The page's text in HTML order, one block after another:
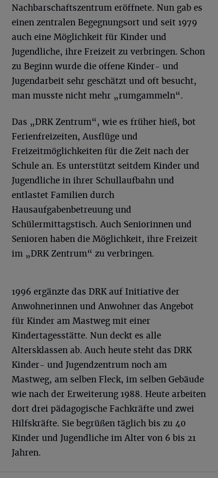
Nachbarschaftszentrum eröffnete. Nun gab es
einen zentralen Begegnungsort und seit 1979
auch eine Möglichkeit für Kinder und
Jugendliche, ihre Freizeit zu verbringen. Schon
zu Beginn wurde die offene Kinder- und
Jugendarbeit sehr geschätzt und oft besucht,
man musste nicht mehr „rumgammeln“.
Das „DRK Zentrum“, wie es früher hieß, bot
Ferienfreizeiten, Ausflüge und
Freizeitmöglichkeiten für die Zeit nach der
Schule an. Es unterstützt seitdem Kinder und
Jugendliche in ihrer Schullaufbahn und
entlastet Familien durch
Hausaufgabenbetreuung und
Schülermittagstisch. Auch Seniorinnen und
Senioren haben die Möglichkeit, ihre Freizeit
im „DRK Zentrum“ zu verbringen.
1996 ergänzte das DRK auf Initiative der
Anwohnerinnen und Anwohner das Angebot
für Kinder am Mastweg mit einer
Kindertagesstätte. Nun deckt es alle
Altersklassen ab. Auch heute steht das DRK
Kinder- und Jugendzentrum noch am
Mastweg, am selben Fleck, im selben Gebäude
wie nach der Erweiterung 1988. Heute arbeiten
dort drei pädagogische Fachkräfte und zwei
Hilfskräfte. Sie begrüßen täglich bis zu 40
Kinder und Jugendliche im Alter von 6 bis 21
Jahren.